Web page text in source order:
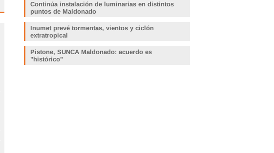
Continúa instalación de luminarias en distintos
puntos de Maldonado
Inumet prevé tormentas, vientos y ciclón
extratropical
Pistone, SUNCA Maldonado: acuerdo es
"histórico"